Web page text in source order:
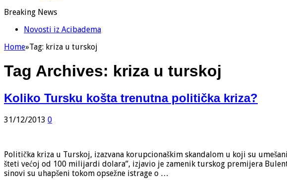
Breaking News
Novosti iz Acibadema
Home»Tag: kriza u turskoj
Tag Archives: kriza u turskoj
Koliko Tursku košta trenutna politička kriza?
31/12/2013 0
Politička kriza u Turskoj, izazvana korupcionaškim skandalom u koji su
šteti većoj od 100 milijardi dolara”, izjavio je zamenik turskog premijera
sinovi su uhapšeni tokom opsežne istrage o …